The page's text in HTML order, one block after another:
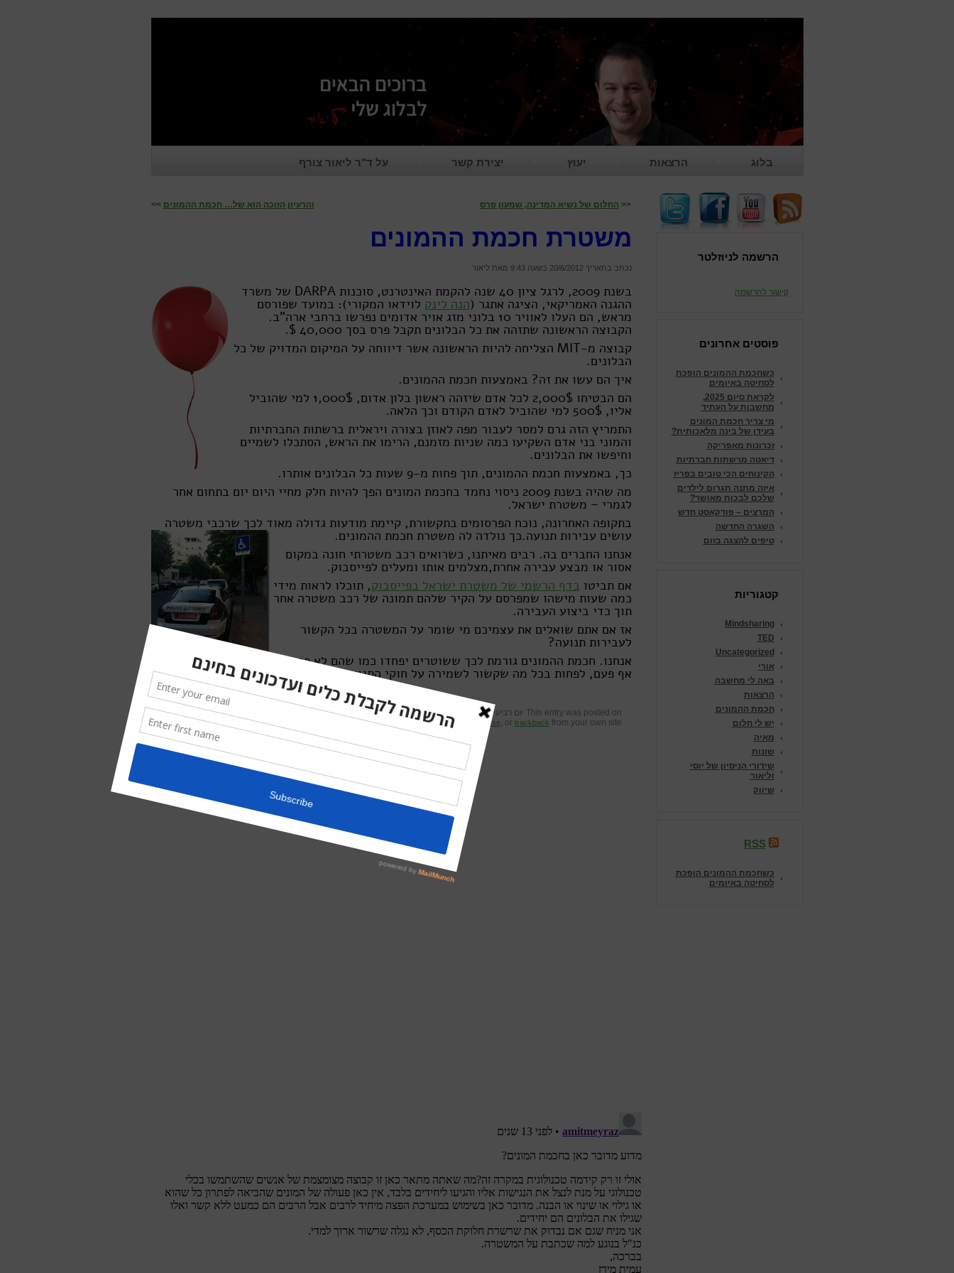
בלוג הרצאות יעוץ יצירת קשר על ד"ר ליאור צורף
משוב להרצאה
הרשמה לניוזלטר
קישור להרשמה
פוסטים אחרונים
כשחכמת ההמונים הופכת
לסחיטה באיומים
לקראת סיום 2025,
מחשבות על העתיד
מי צריך חכמת המונים
בעידן של בינה מלאכותית?
זכרונות מאפריקה
דיאטה מרשתות חברתיות
הקינוחים הכי טובים בפריז
איזה מתנה תגרום לילדים
שלכם לבכות מאושר?
המרצים – פודקאסט חדש
השגרה החדשה
טיפים להצגה בזום
קטגוריות
Mindsharing
TED
Uncategorized
אורי
באה לי מחשבה
הרצאות
חכמת ההמונים
יש לי חלום
מאיה
שונות
שידורי הניסיון של יוסי
וליאור
שיווק
RSS
כשחכמת ההמונים הופכת
לסחיטה באיומים
<< החלום של נשיא המדינה, שמעון פרס והרעיון הזוכה הוא של… חכמת ההמונים >>
משטרת חכמת ההמונים
נכתב בתאריך 20/6/2012 בשעה 9:43 מאת ליאור
בשנת 2009, לרגל ציון 40 שנה להקמת האינטרנט, סוכנות DARPA של משרד
ההגנה האמריקאי, הציגה אתגר (הנה לינק לוידאו המקורי): במועד שפורסם
מראש, הם העלו לאוויר 10 בלוני מזג אויר אדומים נפרשו ברחבי ארה"ב.
הקבוצה הראשונה שתזהה את כל הבלונים תקבל פרס בסך 40,000 $.
קבוצה מ-MIT הצליחה להיות הראשונה אשר דיווחה על המיקום המדויק של כל
הבלונים.
איך הם עשו את זה? באמצעות חכמת ההמונים.
הם הבטיחו 2,000$ לכל אדם שיזהה ראשון בלון אדום, 1,000$ למי שהוביל
אליו, 500$ למי שהוביל לאדם הקודם וכך הלאה.
התמריץ הזה גרם למסר לעבור מפה לאוזן בצורה ויראלית ברשתות החברתיות
והמוני בני אדם השקיעו כמה שניות מזמנם, הרימו את הראש, הסתכלו לשמיים
וחיפשו את הבלונים.
כך, באמצעות חכמת ההמונים, תוך פחות מ-9 שעות כל הבלונים אותרו.
מה שהיה בשנת 2009 ניסוי נחמד בחכמת המונים הפך להיות חלק מחיי היום יום בתחום אחר
לגמרי – משטרת ישראל.
בתקופה האחרונה, נוכח הפרסומים בתקשורת, קיימת מודעות גדולה מאוד לכך שרכבי משטרה
עושים עבירות תנועה.כך נולדה לה משטרת חכמת ההמונים.
אנחנו החברים בה. רבים מאיתנו, כשרואים רכב משטרתי חונה במקום
אסור או מבצע עבירה אחרת,מצלמים אותו ומעלים לפייסבוק.
אם תביטו בדף הרשמי של משטרת ישראל בפייסבוק, תוכלו לראות מידי
כמה שעות מישהו שמפרסם על הקיר שלהם תמונה של רכב משטרה אחר
תוך כדי ביצוע העבירה.
אז אם אתם שואלים את עצמיכם מי שומר על המשטרה בכל הקשור
לעבירות תנועה?
אנחנו. חכמת ההמונים גורמת לכך ששוטרים יפחדו כמו שהם לא פחדו
אף פעם, לפחות בכל מה שקשור לשמירה על חוקי התנועה.
This entry was posted on יום רביעי, יוני 20th, 2012 at 9:43 am and is filed under חכמת ההמונים
. You can follow any responses
to this entry through the
RSS 2.0feed. You canleave a response, or trackback from your own site.